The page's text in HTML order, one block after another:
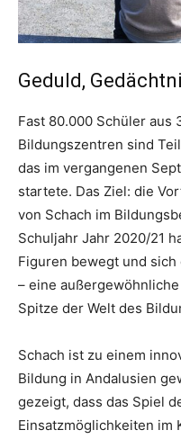
Geduld,
Fast 80.000 Schüler aus
Bildungszentren sind
das im vergangenen
startete. Das Ziel: die
von Schach im
Schuljahr Jahr 2020/21
Figuren bewegt und
– eine
Spitze der Welt des
Schach ist zu einem
Bildung in Andalusien
gezeigt, dass das Spiel
Einsatzmöglichkeiten im